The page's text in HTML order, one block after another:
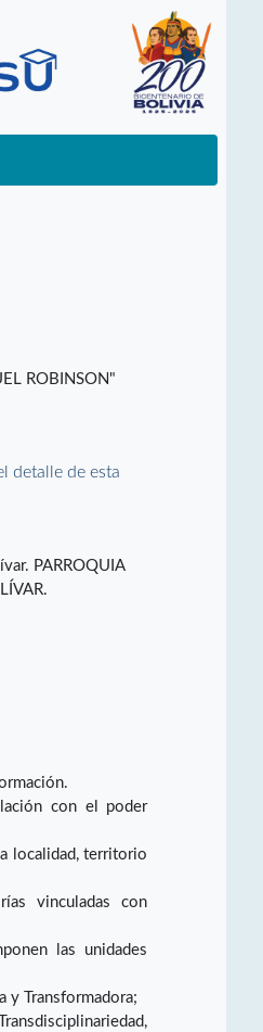
ROBINSON"
detalle de esta
PARROQUIA
con el poder
localidad, territorio
vinculadas con
las unidades
y Transformadora;